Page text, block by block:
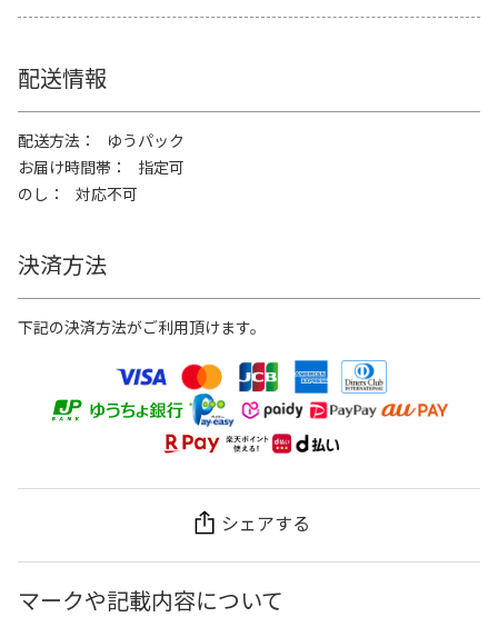
配送情報
配送方法
ゆうパック
お届け時間帯
指定可
のし
対応不可
決済方法
下記の決済方法がご利用頂けます。
シェアする
マークや記載内容について